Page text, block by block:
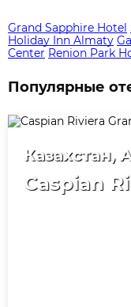
Grand Sapphire Hotel
Holiday Inn Almaty
Center Renion Park
Популярные
Казахстан,
Caspian